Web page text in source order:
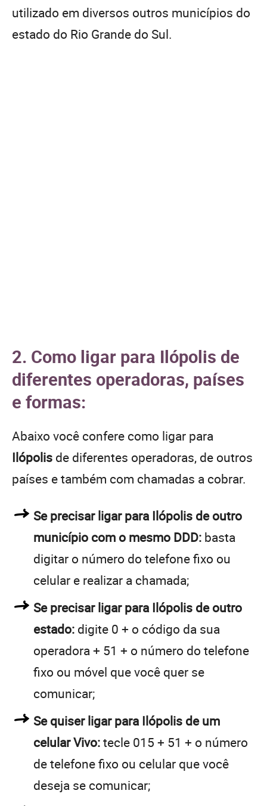
utilizado em diversos outros municípios do
estado do Rio Grande do Sul.
2. Como ligar para Ilópolis de
diferentes operadoras, países
e formas:
Abaixo você confere como ligar para
Ilópolis de diferentes operadoras, de outros
países e também com chamadas a cobrar.
Se precisar ligar para Ilópolis de outro
município com o mesmo DDD: basta
digitar o número do telefone fixo ou
celular e realizar a chamada;
Se precisar ligar para Ilópolis de outro
estado: digite 0 + o código da sua
operadora + 51 + o número do telefone
fixo ou móvel que você quer se
comunicar;
Se quiser ligar para Ilópolis de um
celular Vivo:tecle 015 + 51 + o número
de telefone fixo ou celular que você
deseja se comunicar;